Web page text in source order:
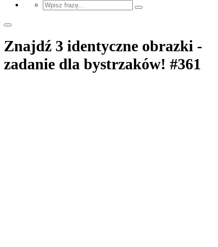
Znajdź 3 identyczne obrazki -
zadanie dla bystrzaków! #361